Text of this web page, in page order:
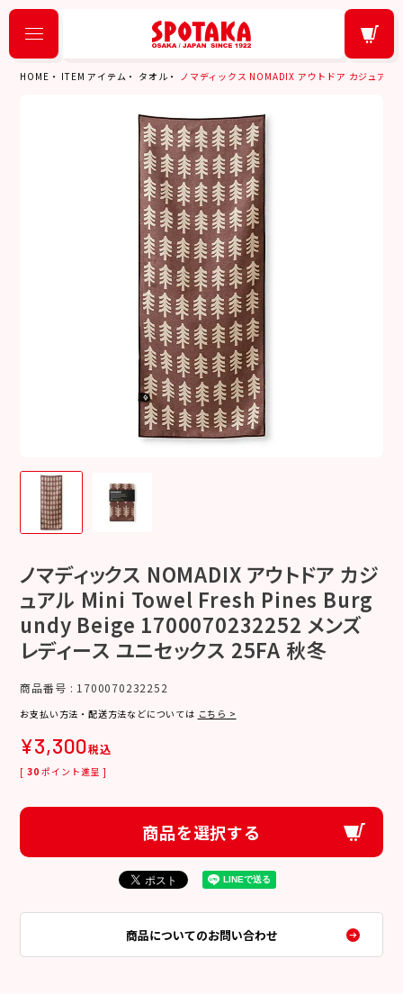
HOME ITEM アイテム タオル ノマディックス NOMADIX アウトドア カジュア
ノマディックス NOMADIX アウトドア カジ
ュアル Mini Towel Fresh Pines Burg
undy Beige 1700070232252 メンズ
レディース ユニセックス 25FA 秋冬
商品番号 1700070232252
お支払い方法・配送方法などについては こちら >
¥3,300税込
[ 30 ポイント進呈 ]
商品を選択する
商品についてのお問い合わせ